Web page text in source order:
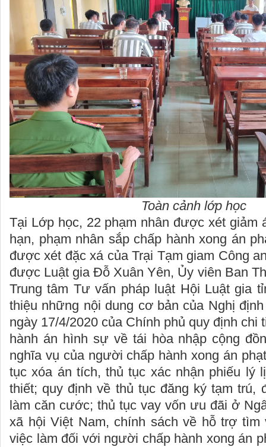
Toàn cảnh lớp học
Tại Lớp học, 22 phạm nhân được xét giảm
hạn, phạm nhân sắp chấp hành xong án
được xét đặc xá của Trại Tạm giam Công
được Luật gia Đỗ Xuân Yên, Ủy viên Ban
Trung tâm Tư vấn pháp luật Hội Luật gia
thiệu những nội dung cơ bản của Nghị
ngày 17/4/2020 của Chính phủ quy định chi
hành án hình sự về tái hòa nhập cộng
nghĩa vụ của người chấp hành xong án
tục xóa án tích, thủ tục xác nhận phiếu lý
thiết; quy định về thủ tục đăng ký tạm trú,
làm căn cước; thủ tục vay vốn ưu đãi ở
xã hội Việt Nam, chính sách về hỗ trợ tìm
việc làm đối với người chấp hành xong án